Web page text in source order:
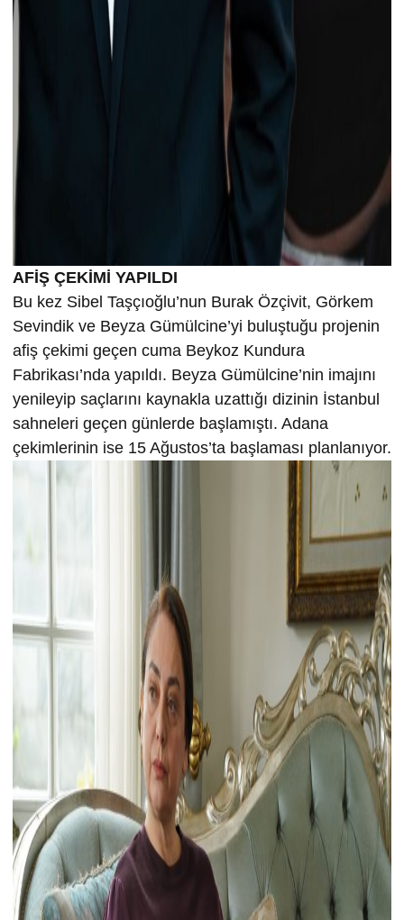
AFİŞ ÇEKİMİ YAPILDI
Bu kez Sibel Taşçıoğlu’nun Burak Özçivit, Görkem
Sevindik ve Beyza Gümülcine’yi buluştuğu projenin
afiş çekimi geçen cuma Beykoz Kundura
Fabrikası’nda yapıldı. Beyza Gümülcine’nin imajını
yenileyip saçlarını kaynakla uzattığı dizinin İstanbul
sahneleri geçen günlerde başlamıştı. Adana
çekimlerinin ise 15 Ağustos’ta başlaması planlanıyor.